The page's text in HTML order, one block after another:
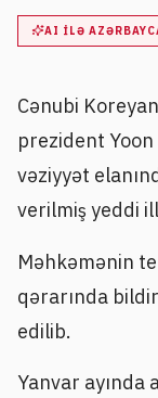
AI ILƏ
Cənubi
prezident
vəziyyət
verilmiş yeddi
Məhkəmənin
qərarında
edilib.
Yanvar ayında